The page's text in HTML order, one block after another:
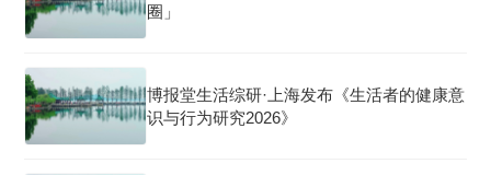
圈」
博报堂生活综研·上海发布《生活者的健康意
识与行为研究2026》